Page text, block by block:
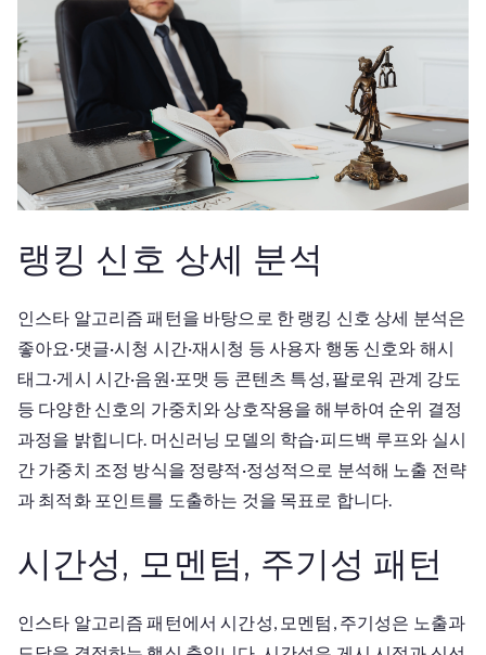
랭킹 신호 상세 분석
인스타 알고리즘 패턴을 바탕으로 한 랭킹 신호 상세 분석은
좋아요·댓글·시청 시간·재시청 등 사용자 행동 신호와 해시
태그·게시 시간·음원·포맷 등 콘텐츠 특성, 팔로워 관계 강도
등 다양한 신호의 가중치와 상호작용을 해부하여 순위 결정
과정을 밝힙니다. 머신러닝 모델의 학습·피드백 루프와 실시
간 가중치 조정 방식을 정량적·정성적으로 분석해 노출 전략
과 최적화 포인트를 도출하는 것을 목표로 합니다.
시간성, 모멘텀, 주기성 패턴
인스타 알고리즘 패턴에서 시간성, 모멘텀, 주기성은 노출과